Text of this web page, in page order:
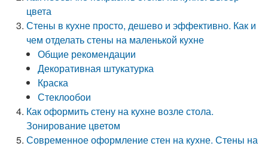
цвета
Стены в кухне просто, дешево и эффективно. Как и
чем отделать стены на маленькой кухне
Общие рекомендации
Декоративная штукатурка
Краска
Стеклообои
Как оформить стену на кухне возле стола.
Зонирование цветом
Современное оформление стен на кухне. Стены на